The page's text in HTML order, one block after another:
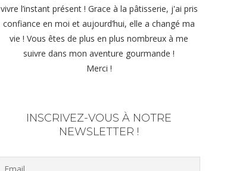
vivre l’instant présent ! Grace à la pâtisserie, j'ai pris
confiance en moi et aujourd’hui, elle a changé ma
vie ! Vous êtes de plus en plus nombreux à me
suivre dans mon aventure gourmande !
Merci !
INSCRIVEZ-VOUS À NOTRE
NEWSLETTER !